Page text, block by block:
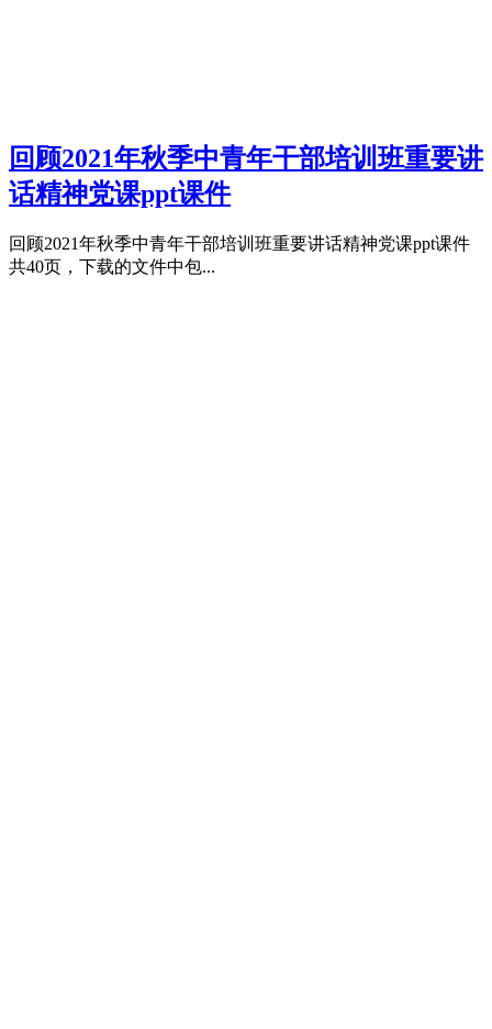
回顾2021年秋季中青年干部培训班重要讲
话精神党课ppt课件
回顾2021年秋季中青年干部培训班重要讲话精神党课ppt课件
共40页，下载的文件中包...